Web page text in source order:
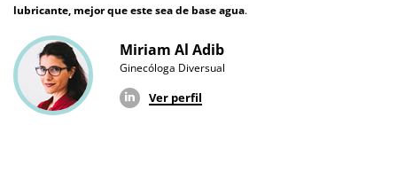
lubricante, mejor que este sea de base agua.
Miriam Al Adib
Ginecóloga Diversual
Ver perfil